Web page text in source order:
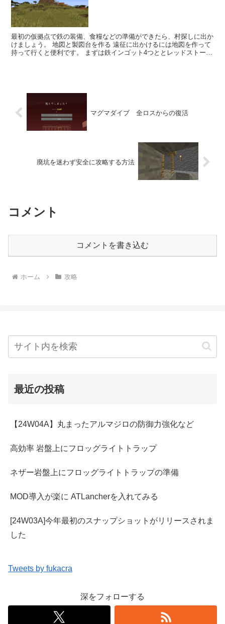
最初の仮拠点で鉄の装備、食糧などの準備ができたら、村探しに出か
けましょう。 地図と製図台を作る 遠征に出かけるには地図を作って
持って行くと便利です。 まずは鉄インゴット4つととレッドストーン
マグマダイブ 全ロスからの復活
廃坑を迷わず安全に攻略する方法
コメント
コメントを書き込む
ホーム 攻略
最近の投稿
【24W04A】丸まったアルマジロの防御力強化など
高効率 岩盤上にフロッグライトトラップ
ネザー岩盤上にフロッグライトトラップの準備
MOD導入が楽に ATLancherを入れてみる
[24W03A]今年最初のスナップショットがリリースされま
した
Tweets by fukacra
深をフォローする